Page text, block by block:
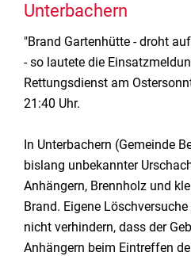
Unterbachern
"Brand Gartenhütte - droht
- so lautete die
Rettungsdienst am
21:40 Uhr.
In Unterbachern (Gemeinde
bislang unbekannter
Anhängern, Brennholz und
Brand. Eigene
nicht verhindern, dass der
Anhängern beim Eintreffen